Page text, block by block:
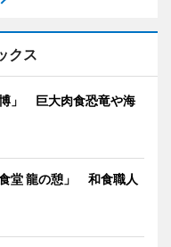
クス
」 巨大肉食恐竜や海
堂 龍の憩」 和食職人